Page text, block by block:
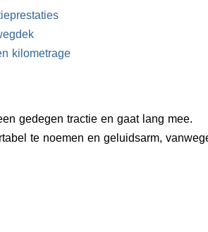
kilometrage
gedegen tractie en gaat lang mee.
te noemen en geluidsarm,